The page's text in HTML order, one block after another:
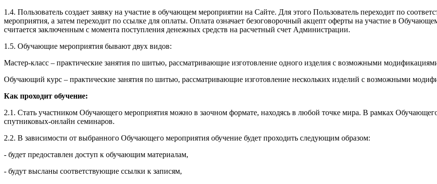
1.4. Пользователь создает заявку на участие в обучающем мероприятии на Сайте. Для этого Пользователь переходит по
мероприятия, а затем переходит по ссылке для оплаты. Оплата означает безоговорочный акцепт оферты на участие в
считается заключенным с момента поступления денежных средств на расчетный счет Администрации.
1.5. Обучающие мероприятия бывают двух видов:
Мастер-класс – практические занятия по шитью, рассматривающие изготовление одного изделия с возможными
Обучающий курс – практические занятия по шитью, рассматривающие изготовление нескольких изделий с возможными
Как проходит обучение:
2.1. Стать участником Обучающего мероприятия можно в заочном формате, находясь в любой точке мира. В рамках
спутниковых-онлайн семинаров.
2.2. В зависимости от выбранного Обучающего мероприятия обучение будет проходить следующим образом:
- будет предоставлен доступ к обучающим материалам,
- будут высланы соответствующие ссылки к записям,